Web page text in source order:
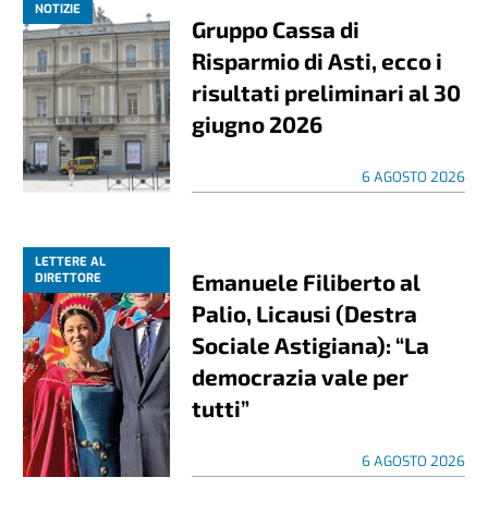
NOTIZIE
Gruppo Cassa di
Risparmio di Asti, ecco i
risultati preliminari al 30
giugno 2026
6 AGOSTO 2026
LETTERE AL
DIRETTORE
Emanuele Filiberto al
Palio, Licausi (Destra
Sociale Astigiana): “La
democrazia vale per
tutti”
6 AGOSTO 2026